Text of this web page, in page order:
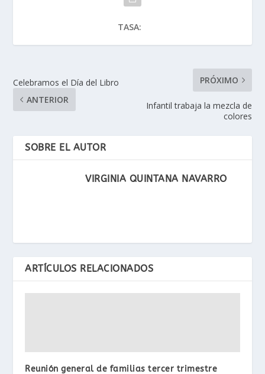
TASA:
Celebramos el Día del Libro
ANTERIOR
PRÓXIMO
Infantil trabaja la mezcla de
colores
SOBRE EL AUTOR
VIRGINIA QUINTANA NAVARRO
ARTÍCULOS RELACIONADOS
Reunión general de familias tercer trimestre